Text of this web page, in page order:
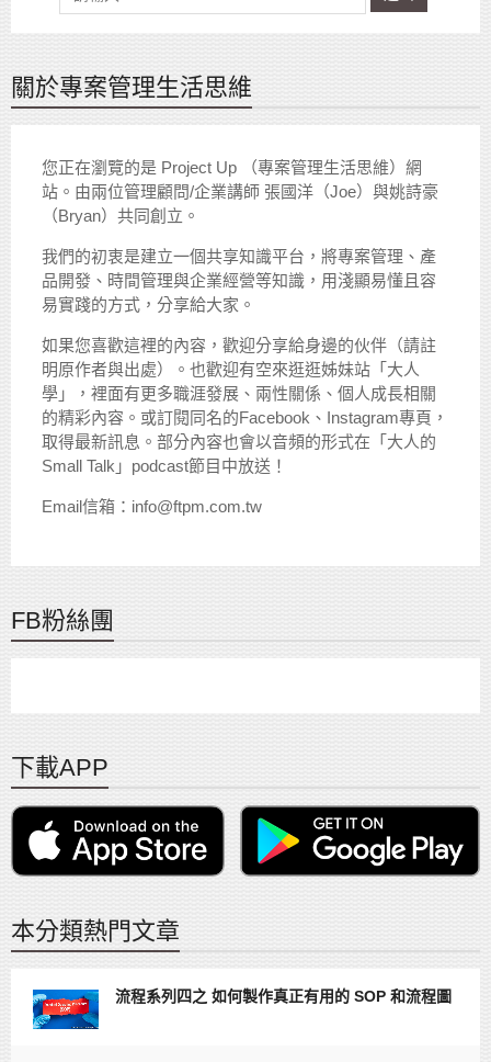
關於專案管理生活思維
您正在瀏覽的是 Project Up （專案管理生活思維）網
站。由兩位管理顧問/企業講師 張國洋（Joe）與姚詩豪
（Bryan）共同創立。
我們的初衷是建立一個共享知識平台，將專案管理、產
品開發、時間管理與企業經營等知識，用淺顯易懂且容
易實踐的方式，分享給大家。
如果您喜歡這裡的內容，歡迎分享給身邊的伙伴（請註
明原作者與出處）。也歡迎有空來逛逛姊妹站「大人
學」，裡面有更多職涯發展、兩性關係、個人成長相關
的精彩內容。或訂閱同名的Facebook、Instagram專頁，
取得最新訊息。部分內容也會以音頻的形式在「大人的
Small Talk」podcast節目中放送！
Email信箱：info@ftpm.com.tw
FB粉絲團
下載APP
本分類熱門文章
流程系列四之 如何製作真正有用的 SOP 和流程圖